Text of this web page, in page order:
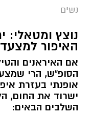
נשים
נוצץ ומטאלי:
האיפור למצעד
אם האיראנים
הסופ"ש, הרי
אופנתי בעזרת
ישרוד את החום,
השלבים הבאים: